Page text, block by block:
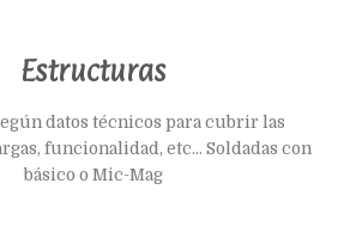
Estructuras
datos técnicos para cubrir las
funcionalidad, etc... Soldadas con
básico o Mic-Mag